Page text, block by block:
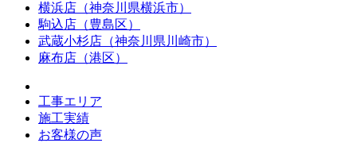
横浜店（神奈川県横浜市）
駒込店（豊島区）
武蔵小杉店（神奈川県川崎市）
麻布店（港区）
工事エリア
施工実績
お客様の声